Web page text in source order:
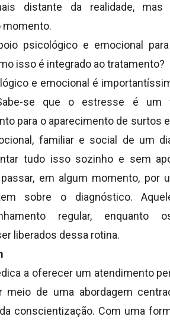
distante da realidade,
momento.
psicológico e emocional
isso é integrado ao tratamento?
e emocional é
se que o estresse é
para o aparecimento de surtos
familiar e social de um
tudo isso sozinho e sem
em algum momento, por
sobre o diagnóstico.
regular, enquanto
liberados dessa rotina.
a oferecer um atendimento
de uma abordagem
conscientização. Com uma